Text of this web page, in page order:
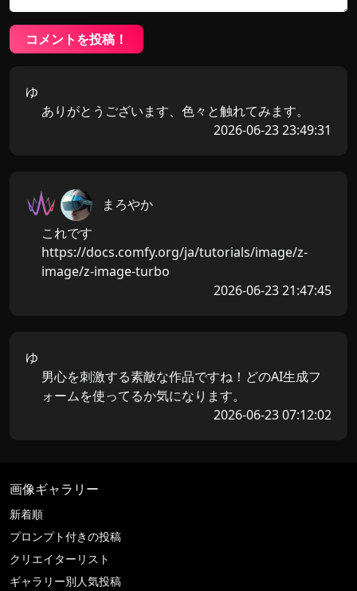
コメントを投稿！
ゆ
ありがとうございます、色々と触れてみます。
2026-06-23 23:49:31
まろやか
これです
https://docs.comfy.org/ja/tutorials/image/z-
image/z-image-turbo
2026-06-23 21:47:45
ゆ
男心を刺激する素敵な作品ですね！どのAI生成フ
ォームを使ってるか気になります。
2026-06-23 07:12:02
画像ギャラリー
新着順
プロンプト付きの投稿
クリエイターリスト
ギャラリー別人気投稿